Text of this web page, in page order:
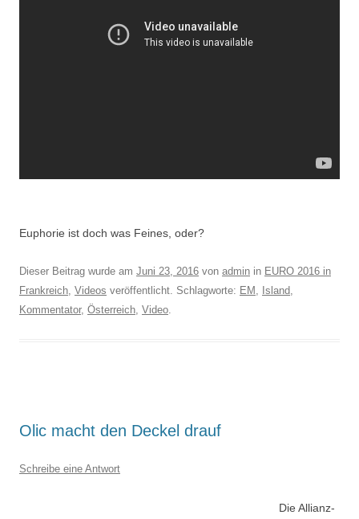
Euphorie ist doch was Feines, oder?
Dieser Beitrag wurde am Juni 23, 2016 von admin in EURO 2016 in
Frankreich, Videos veröffentlicht. Schlagworte: EM , Island,
Kommentator, Österreich, Video.
Olic macht den Deckel drauf
Schreibe eine Antwort
Die Allianz-